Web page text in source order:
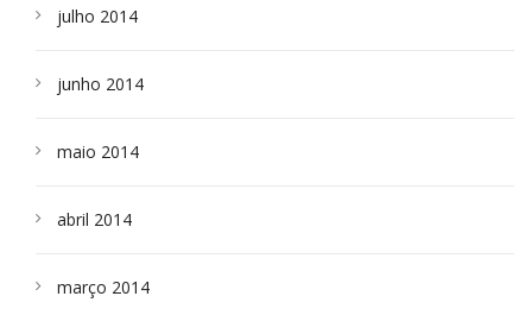
julho 2014
junho 2014
maio 2014
abril 2014
março 2014